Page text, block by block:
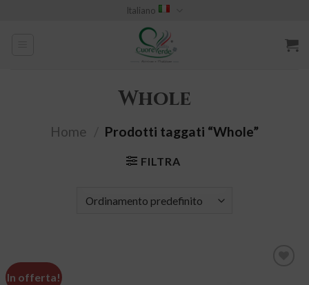
Italiano
Whole
Home Prodotti taggati “Whole”
FILTRA
In offerta!